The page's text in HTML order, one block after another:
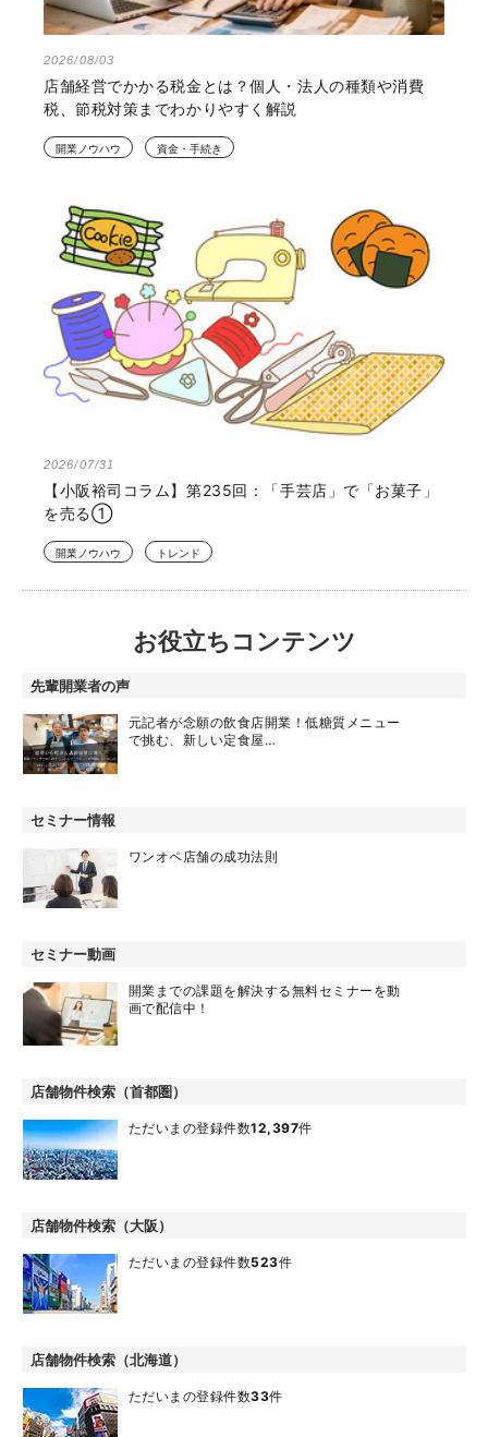
2026/08/03
店舗経営でかかる税金とは？個人・法人の種類や消費
税、節税対策までわかりやすく解説
開業ノウハウ 資金・手続き
2026/07/31
【小阪裕司コラム】第235回：「手芸店」で「お菓子」
を売る①
開業ノウハウ トレンド
お役立ちコンテンツ
先輩開業者の声
元記者が念願の飲食店開業！低糖質メニュー
で挑む、新しい定食屋…
セミナー情報
ワンオペ店舗の成功法則
セミナー動画
開業までの課題を解決する無料セミナーを動
画で配信中！
店舗物件検索（首都圏）
ただいまの登録件数12,397件
店舗物件検索（大阪）
ただいまの登録件数523件
店舗物件検索（北海道）
ただいまの登録件数33件